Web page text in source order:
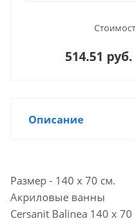
514.51 руб.
Описание
Размер - 140 х 70 см.
Акриловые ванны
Cersanit Balinea 140 х 70